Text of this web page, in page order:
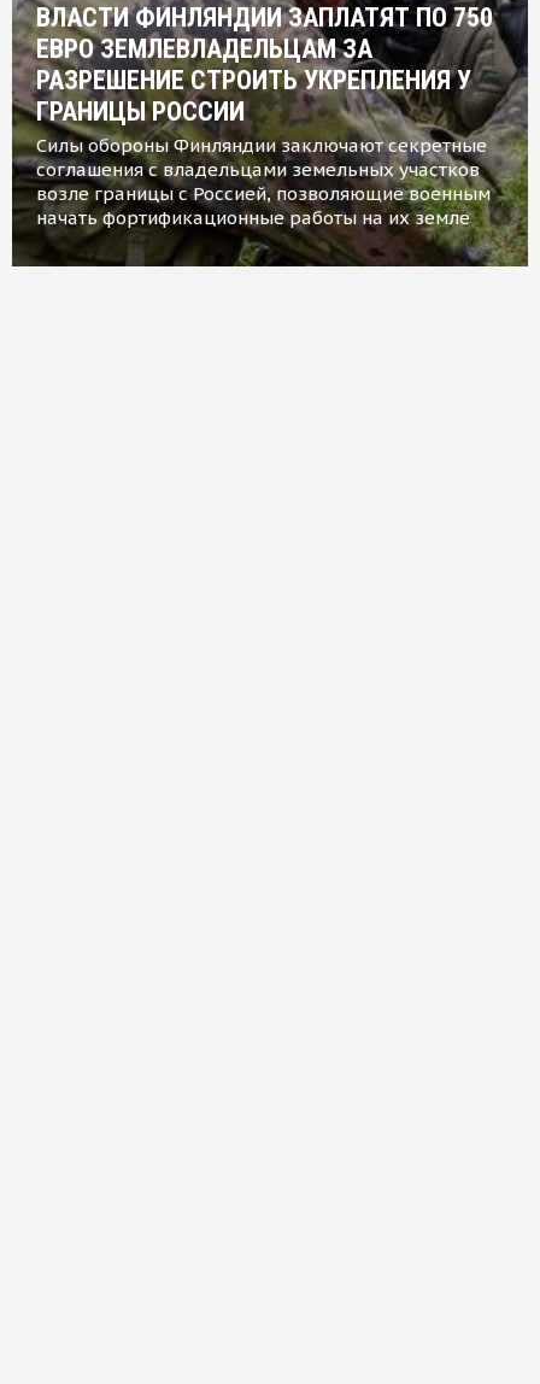
ВЛАСТИ ФИНЛЯНДИИ ЗАПЛАТЯТ ПО 750
ЕВРО ЗЕМЛЕВЛАДЕЛЬЦАМ ЗА
РАЗРЕШЕНИЕ СТРОИТЬ УКРЕПЛЕНИЯ У
ГРАНИЦЫ РОССИИ
Силы обороны Финляндии заключают секретные
соглашения с владельцами земельных участков
возле границы с Россией, позволяющие военным
начать фортификационные работы на их земле